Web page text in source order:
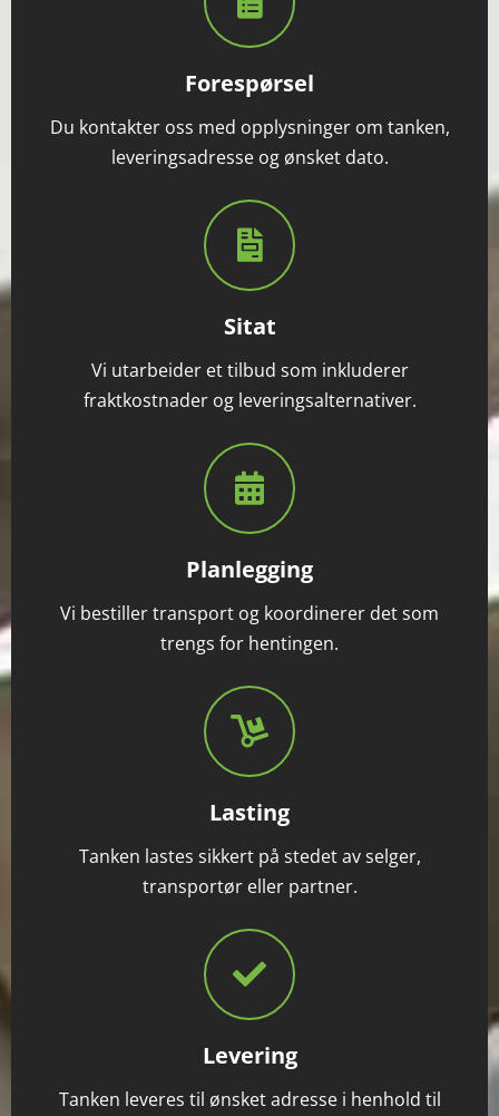
Forespørsel
Du kontakter oss med opplysninger om tanken,
leveringsadresse og ønsket dato.
Sitat
Vi utarbeider et tilbud som inkluderer
fraktkostnader og leveringsalternativer.
Planlegging
Vi bestiller transport og koordinerer det som
trengs for hentingen.
Lasting
Tanken lastes sikkert på stedet av selger,
transportør eller partner.
Levering
Tanken leveres til ønsket adresse i henhold til